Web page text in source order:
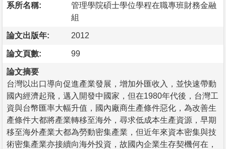
系所名稱:
管理學院碩士學位學程在職專班財務金融
組
論文出版年: 2012
論文頁數: 99
論文摘要
台灣以出口導向促進產業發展，增加外匯收入，並快速帶動
國內經濟起飛，邁入開發中國家，但在1980年代後，台灣工
資與台幣匯率大幅升值，國內廠商生產條件惡化，為改善生
產條件大都將產業轉移至海外，尋求低成本生產資源，早期
移至海外產業大都為勞動密集產業，但近年來資本密集與技
術密集產業亦接續向海外投資，故國內企業生存契機何在，